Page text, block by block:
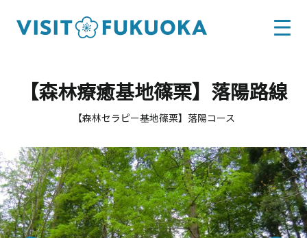
【森林療癒基地篠栗】落陽路線
【森林セラピー基地篠栗】落陽コース